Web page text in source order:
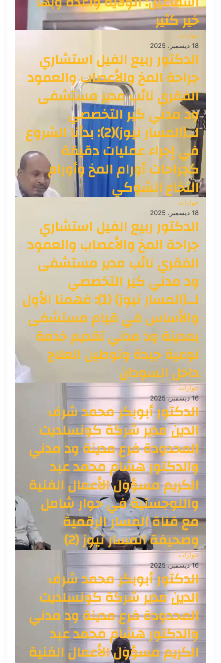
خير كثير
حوارات
18 ديسمبر، 2025
الدكتور ربيع الفيل استشاري
جراحة المخ والأعصاب والعمود
الفقري نائب مدير مستشفى
ود مدني كير التخصصي
لــ(المسار نيوز)(2): بدأنا الشروع
في إجراء عمليات دقيقة
كجراحات أورام المخ وأورام
النخاع الشوكي
حوارات
18 ديسمبر، 2025
الدكتور ربيع الفيل استشاري
جراحة المخ والأعصاب والعمود
الفقري نائب مدير مستشفى
ود مدني كير التخصصي
لــ(المسار نيوز) (1): فهمنا الأول
والأساس في قيام مستشفى
بمدينة ود مدني تقديم خدمة
نوعية جيدة وتوطين العلاج
داخل السودان
حوارات
16 ديسمبر، 2025
الدكتور أبوبكر محمد شرف
الدين مدير شركة كونسلديت
المحدودة فرع مدينة ود مدني
والدكتور هشام محمد عبد
الكريم مسؤول الأعمال الفنية
واللوجستية في حوار شامل
مع قناة المسار الرقمية
وصحيفة المسار نيوز (2)
حوارات
16 ديسمبر، 2025
الدكتور أبوبكر محمد شرف
الدين مدير شركة كونسلديت
المحدودة فرع مدينة ود مدني
والدكتور هشام محمد عبد
الكريم مسؤول الأعمال الفنية